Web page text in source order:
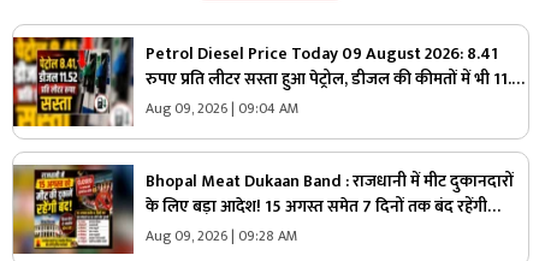
Petrol Diesel Price Today 09 August 2026: 8.41
रुपए प्रति लीटर सस्ता हुआ पेट्रोल, डीजल की कीमतों में भी 11.52
रुपए की कटौती, मिली राहत तो जनता बोली- आ गए अच्छे दिन
Aug 09, 2026 | 09:04 AM
Bhopal Meat Dukaan Band : राजधानी में मीट दुकानदारों
के लिए बड़ा आदेश! 15 अगस्त समेत 7 दिनों तक बंद रहेंगी
दुकानें, जानें कौन-कौन सी तारीखें
Aug 09, 2026 | 09:28 AM